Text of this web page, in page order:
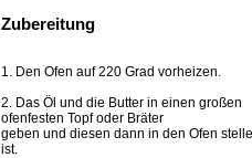
Zubereitung
1. Den Ofen auf 220 Grad vorheizen.
2. Das Öl und die Butter in einen großen
ofenfesten Topf oder Bräter
geben und diesen dann in den Ofen
ist.